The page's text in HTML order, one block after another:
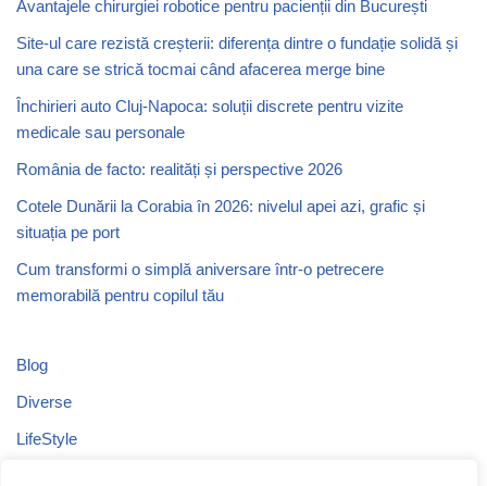
Avantajele chirurgiei robotice pentru pacienții din București
Site-ul care rezistă creșterii: diferența dintre o fundație solidă și
una care se strică tocmai când afacerea merge bine
Închirieri auto Cluj-Napoca: soluții discrete pentru vizite
medicale sau personale
România de facto: realități și perspective 2026
Cotele Dunării la Corabia în 2026: nivelul apei azi, grafic și
situația pe port
Cum transformi o simplă aniversare într-o petrecere
memorabilă pentru copilul tău
Blog
Diverse
LifeStyle